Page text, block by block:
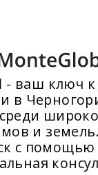
- ваш ключ
в
и
с помощью